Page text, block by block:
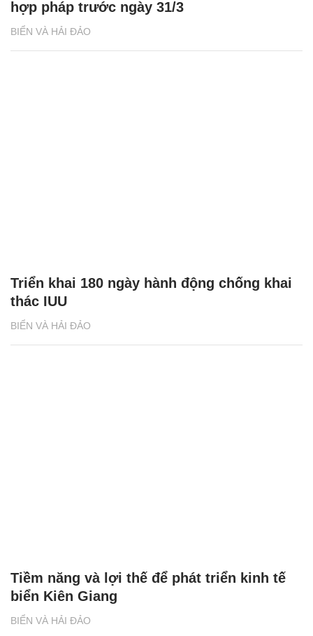
BIỂN VÀ HẢI ĐẢO
hợp pháp trước ngày 31/3
BIỂN VÀ HẢI ĐẢO
Triển khai 180 ngày hành động chống khai
thác IUU
BIỂN VÀ HẢI ĐẢO
Tiềm năng và lợi thế để phát triển kinh tế
biển Kiên Giang